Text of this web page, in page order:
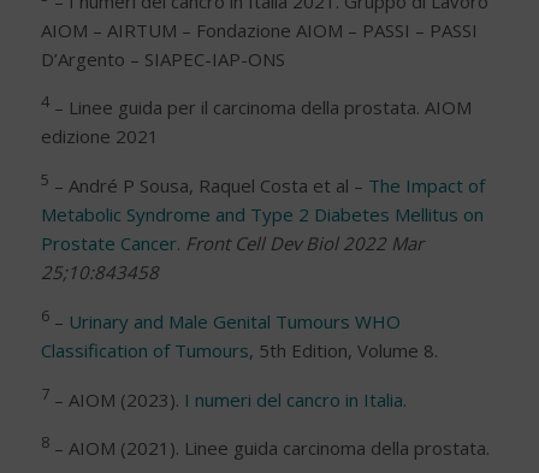
AIOM – AIRTUM – Fondazione AIOM – PASSI – PASSI
D’Argento – SIAPEC-IAP-ONS
4– Linee guida per il carcinoma della prostata. AIOM
edizione 2021
5 – André P Sousa, Raquel Costa et al – The Impact of
Metabolic Syndrome and Type 2 Diabetes Mellitus on
Prostate Cancer. Front Cell Dev Biol 2022 Mar
25;10:843458
6– Urinary and Male Genital Tumours WHO
Classification of Tumours, 5th Edition, Volume 8.
7– AIOM (2023). I numeri del cancro in Italia.
8– AIOM (2021). Linee guida carcinoma della prostata.